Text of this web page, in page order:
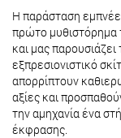
Η παράσταση
πρώτο
και μας
εξπρεσιονιστικό
απορρίπτουν
αξίες και
την αμηχανία ένα
έκφρασης.